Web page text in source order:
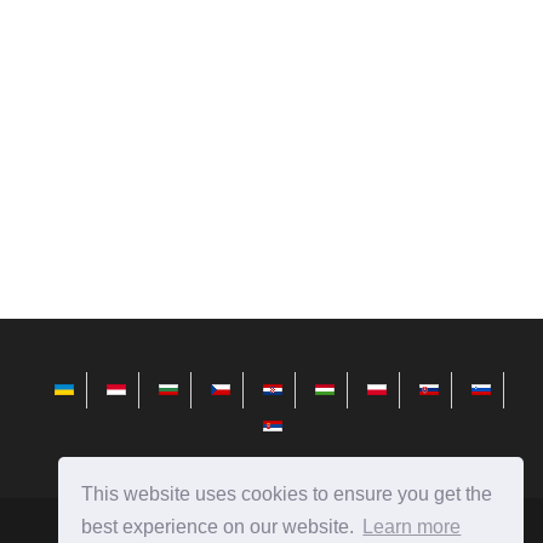
This website uses cookies to ensure you get the
best experience on our website.
Learn more